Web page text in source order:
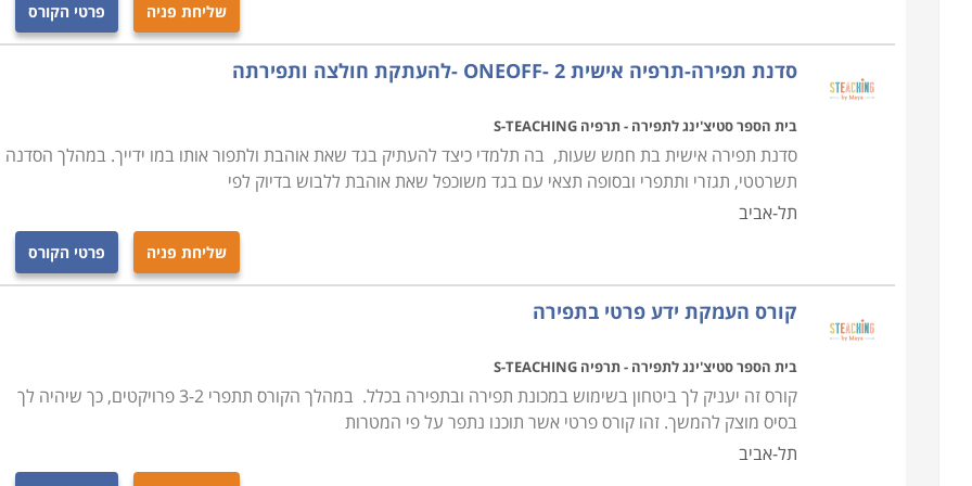
הכלכלה הגלובלית אמנם גרמה לירידה משמעותית בתועלת הכלכלית של מיומנות זו, אולם היא נותרה שימושית לא רק
להתאמה, תיקון והתאמת פריטים, אלא כנתיב יצירתי מהנה ומעשיר המאפשר תפירה של פריטים ייחודיים ליצירת מראה
מקורי. ניתן ללמוד את התחום כמעט בכל בתי הספר לאופנה, ניתן ללמוד קורס תפירה בסדנאות פנאי ובבתי ספר שונים
ברחבי הארץ כמו למשל בראשון לציון, בתל אביב, ברמת גן או בירושלים.
שליחת פניה פרטי הקורס
סדנת תפירה-תרפיה אישית ONEOFF- 2 -להעתקת חולצה ותפירתה
בית הספר סטיצ'ינג לתפירה - תרפיה S-TEACHING
סדנת תפירה אישית בת חמש שעות, בה תלמדי כיצד להעתיק בגד שאת אוהבת ולתפור אותו במו ידייך. במהלך הסדנה
תשרטטי, תגזרי ותתפרי ובסופה תצאי עם בגד משוכפל שאת אוהבת ללבוש בדיוק לפי
תל-אביב
שליחת פניה פרטי הקורס
קורס העמקת ידע פרטי בתפירה
בית הספר סטיצ'ינג לתפירה - תרפיה S-TEACHING
קורס זה יעניק לך ביטחון בשימוש במכונת תפירה ובתפירה בכלל. במהלך הקורס תתפרי 3-2 פרויקטים, כך שיהיה לך
בסיס מוצק להמשך. זהו קורס פרטי אשר תוכנו נתפר על פי המטרות
תל-אביב